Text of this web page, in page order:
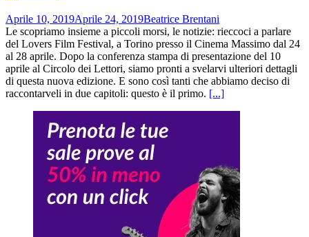
Aprile 10, 2019Aprile 24, 2019Beatrice Brentani
Le scopriamo insieme a piccoli morsi, le notizie: rieccoci a parlare
del Lovers Film Festival, a Torino presso il Cinema Massimo dal 24
al 28 aprile. Dopo la conferenza stampa di presentazione del 10
aprile al Circolo dei Lettori, siamo pronti a svelarvi ulteriori dettagli
di questa nuova edizione. E sono così tanti che abbiamo deciso di
raccontarveli in due capitoli: questo è il primo. [...]